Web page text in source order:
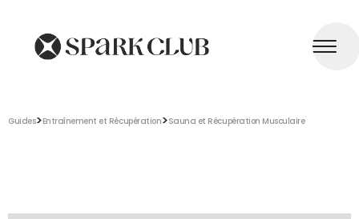
Guides>Entraînement et Récupération>Sauna et Récupération Musculaire